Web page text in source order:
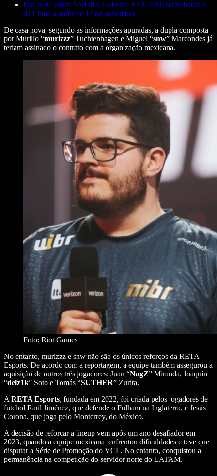
Placas de vídeo NVIDIA GeForce RTX 4090 serão banidas
da China a partir de 17 de novembro
De casa nova, segundo as informações apuradas, a dupla composta
por Murillo “murizzz” Tuchtenhagen e Miguel “snw” Marcondes já
teriam assinado o contrato com a organização mexicana.
Foto: Riot Games
No entanto, murizzz e snw não são os únicos reforços da RETA
Esports. De acordo com a reportagem, a equipe também assegurou a
aquisição de outros três jogadores: Juan “NagZ” Miranda, Joaquín
“delz1k” Soto e Tomás “SUTHER” Zurita.
A RETA Esports, fundada em 2022, foi criada pelos jogadores de
futebol Raúl Jiménez, que defende o Fulham na Inglaterra, e Jesús
Corona, que joga pelo Monterrey, do México.
A decisão de reforçar a lineup vem após um ano desafiador em
2023, quando a equipe mexicana enfrentou dificuldades e teve que
disputar a Série de Promoção do VCL. No entanto, conquistou a
permanência na competição do servidor norte do LATAM.